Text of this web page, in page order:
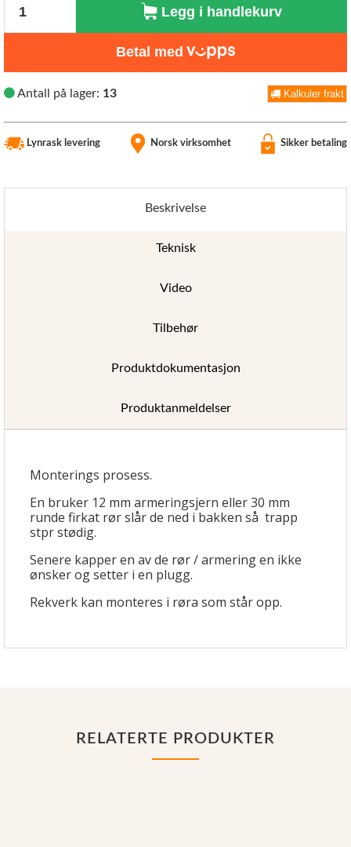
Legg i handlekurv
Betal med
Antall på lager: 13 Kalkuler frakt
Lynrask levering Norsk virksomhet Sikker betaling
Beskrivelse
Teknisk
Video
Tilbehør
Produktdokumentasjon
Produktanmeldelser
Monterings prosess.
En bruker 12 mm armeringsjern eller 30 mm
runde firkat rør slår de ned i bakken så trapp
stpr stødig.
Senere kapper en av de rør / armering en ikke
ønsker og setter i en plugg.
Rekverk kan monteres i røra som står opp.
RELATERTE PRODUKTER